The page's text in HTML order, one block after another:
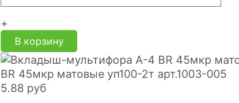
+
В корзину
BR 45мкр матовые уп100-2т арт.1003-005
5.88 руб